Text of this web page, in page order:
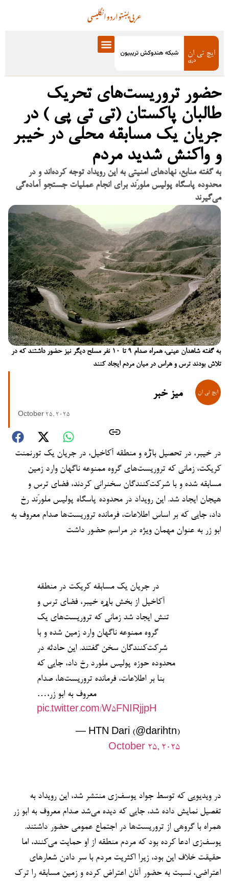
انگلیسیاردوپښتوعربی
حضور تروریست‌های تحریک
طالبان پاکستان (تی تی پی ) در
جریان یک مسابقه محلی در خیبر
و واکنش شدید مردم
به گفته منابع، نهادهای امنیتی به این رویداد توجه کرده‌اند و در
محدوده پاسگاه پولیس ملورَند برای انجام عملیات جستجو آماده‌گی
می‌گیرند
به گفته شاهدان عینی، همراه صدام ۹ تا ۱۰ نفر مسلح دیگر نیز حضور داشتند که در
تلاش بودند ترس و هراس در میان مردم ایجاد کنند
میز خبر
October 25, 2025
در خیبر، در تحصیل باڑه و منطقه آکاخیل، در جریان یک تورنمنت
کریکت، زمانی که تروریست‌های گروه ممنوعه ناگهان وارد زمین
مسابقه شده و با شرکت‌کنندگان سخنرانی کردند، فضای ترس و
هیجان ایجاد شد. این رویداد در محدوده پاسگاه پولیس ملورَند رخ
داد، جایی که بر اساس اطلاعات، فرمانده تروریست‌ها صدام معروف به
ابو زر به عنوان مهمان ویژه در مراسم حضور داشت
در جریان یک مسابقه کریکت در منطقه
آکاخیل از بخش باړه خیبر، فضای ترس و
تنش ایجاد شد زمانی که تروریست‌های یک
گروه ممنوعه ناگهان وارد زمین شده و با
شرکت‌کنندگان سخن گفتند. این حادثه در
محدوده حوزه پولیس ملورد رخ داد، جایی که
بنا بر اطلاعات، فرمانده تروریست‌ها، صدام
معروف به ابو زر،…
pic.twitter.com/W5FNIRjjpH
— HTN Dari (@darihtn)
October 25, 2025
در ویدیویی که توسط جواد یوسف‌زی منتشر شد، این رویداد به
تفصیل نمایش داده شد، جایی که دیده می‌شد صدام معروف به ابو زر
همراه با گروهی از تروریست‌ها در اجتماع عمومی حضور داشتند.
یوسف‌زی ادعا کرده بود که مردم منطقه از او حمایت می‌کنند، اما
حقیقت خلاف این بود، زیرا اکثریت مردم با سر دادن شعارهای
اعتراضی، نسبت به حضور آنان اعتراض کرده و زمین مسابقه را ترک